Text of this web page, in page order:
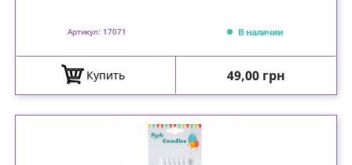
Артикул: 17071 В наличии
Купить Цена
49,00 грн